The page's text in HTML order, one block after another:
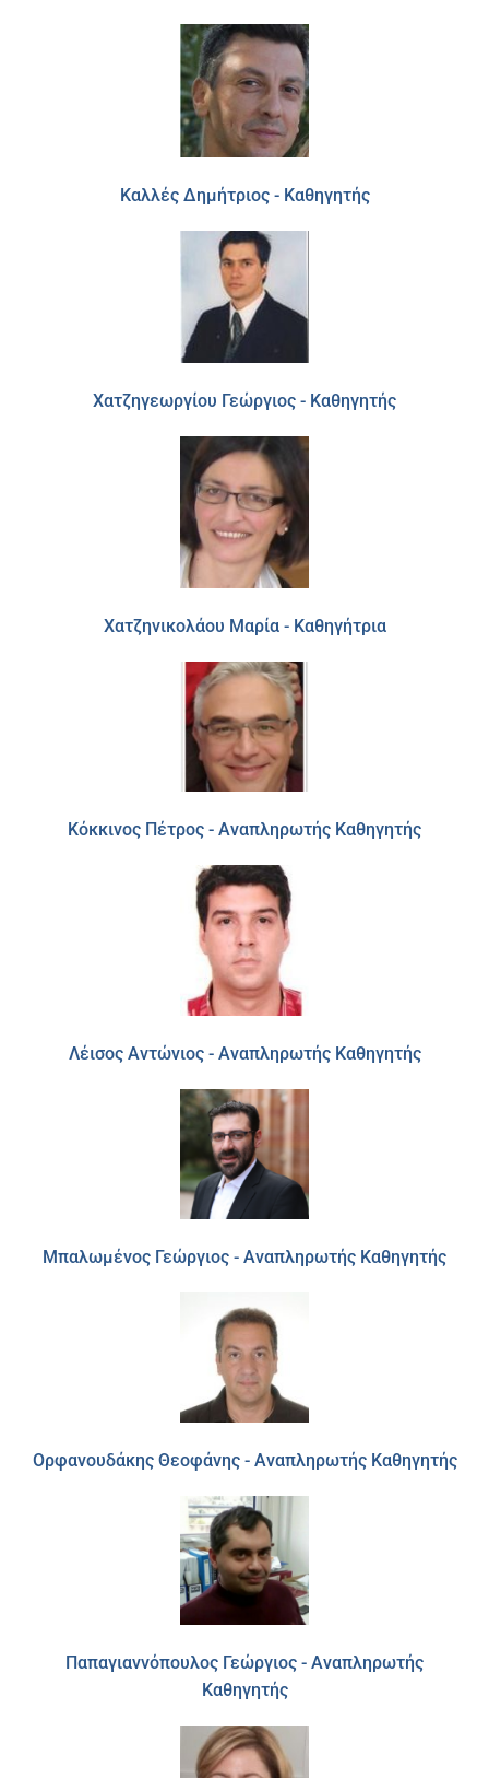
Καλλές Δημήτριος - Καθηγητής
Χατζηγεωργίου Γεώργιος - Καθηγητής
Χατζηνικολάου Μαρία - Καθηγήτρια
Κόκκινος Πέτρος - Αναπληρωτής Καθηγητής
Λέισος Αντώνιος - Αναπληρωτής Καθηγητής
Μπαλωμένος Γεώργιος - Αναπληρωτής Καθηγητής
Ορφανουδάκης Θεοφάνης - Αναπληρωτής Καθηγητής
Παπαγιαννόπουλος Γεώργιος - Αναπληρωτής
Καθηγητής